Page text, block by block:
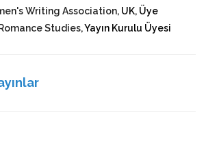
Writing Association, UK, Üye
Studies, Yayın Kurulu Üyesi